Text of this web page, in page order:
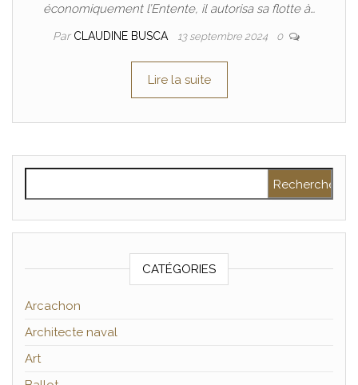
économiquement l’Entente, il autorisa sa flotte à…
Par CLAUDINE BUSCA 13 septembre 2024 0
Lire la suite
CATÉGORIES
Arcachon
Architecte naval
Art